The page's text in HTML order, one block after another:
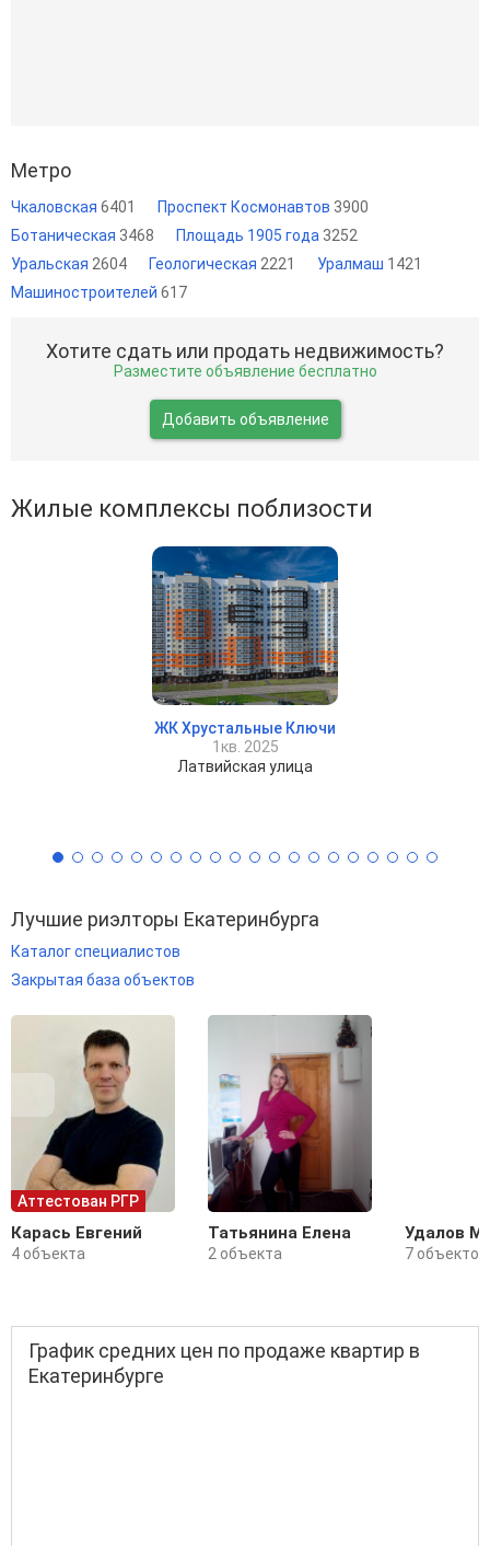
Метро
Чкаловская 6401 Проспект Космонавтов 3900
Ботаническая 3468 Площадь 1905 года 3252
Уральская 2604 Геологическая 2221 Уралмаш 1421
Машиностроителей 617
Хотите сдать или продать недвижимость?
Разместите объявление бесплатно
Добавить объявление
Жилые комплексы поблизости
ЖК Хрустальные Ключи
1кв. 2025
Латвийская улица
Лучшие риэлторы Екатеринбурга
Каталог специалистов
Закрытая база объектов
Аттестован РГР
Карась Евгений
4 объекта
Татьянина Елена
2 объекта
Удалов
7 объектов
График средних цен по продаже квартир в
Екатеринбурге